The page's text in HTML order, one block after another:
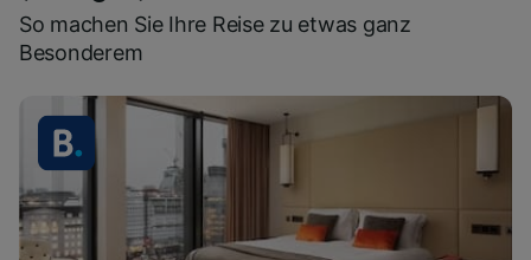
So machen Sie Ihre Reise zu etwas ganz
Besonderem